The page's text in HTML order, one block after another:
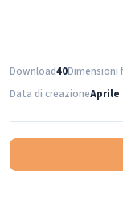
Download40Dimensioni
Data di creazioneAprile